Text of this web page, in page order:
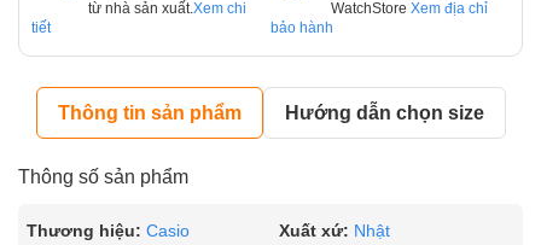
từ nhà sản xuất. Xem chi
tiết
WatchStore Xem địa chỉ
bảo hành
Thông tin sản phẩm Hướng dẫn chọn size
Thông số sản phẩm
Thương hiệu: Casio Xuất xứ: Nhật